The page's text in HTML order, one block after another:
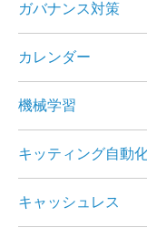
ガバナンス対策
カレンダー
機械学習
キッティング自動
キャッシュレス